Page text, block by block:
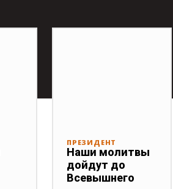
ПРЕЗИДЕНТ
Наши молитвы
дойдут до
Всевышнего